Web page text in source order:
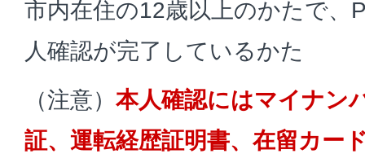
市内在住の12歳以上のかたで、
人確認が完了しているかた
（注意） 本人確認にはマイナン
証、運転経歴証明書、在留カー